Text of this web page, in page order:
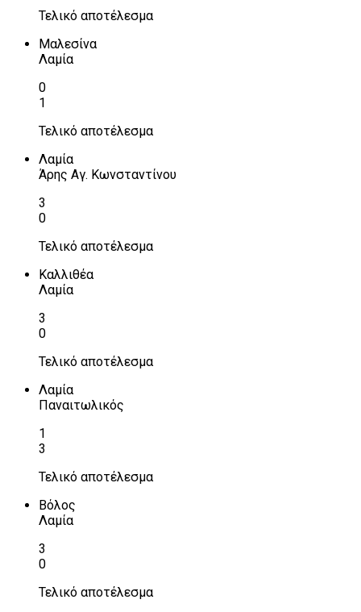
Τελικό αποτέλεσμα
Μαλεσίνα
Λαμία
0
1
Τελικό αποτέλεσμα
Λαμία
Άρης Αγ. Κωνσταντίνου
3
0
Τελικό αποτέλεσμα
Καλλιθέα
Λαμία
3
0
Τελικό αποτέλεσμα
Λαμία
Παναιτωλικός
1
3
Τελικό αποτέλεσμα
Βόλος
Λαμία
3
0
Τελικό αποτέλεσμα